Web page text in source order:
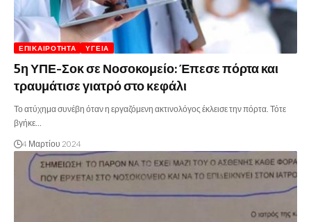
ΕΠΙΚΑΙΡΌΤΗΤΑ ΥΓΕΊΑ
5η ΥΠΕ-Σοκ σε Νοσοκομείο: Έπεσε πόρτα και
τραυμάτισε γιατρό στο κεφάλι
Το ατύχημα συνέβη όταν η εργαζόμενη ακτινολόγος έκλεισε την πόρτα. Τότε
βγήκε…
4 Μαρτίου 2024